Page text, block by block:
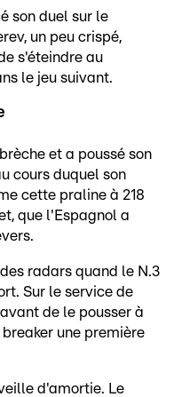
son duel sur le
un peu crispé,
s'éteindre au
le jeu suivant.
et a poussé son
cours duquel son
cette praline à 218
que l'Espagnol a
radars quand le N.3
Sur le service de
de le pousser à
une première
d'amortie. Le